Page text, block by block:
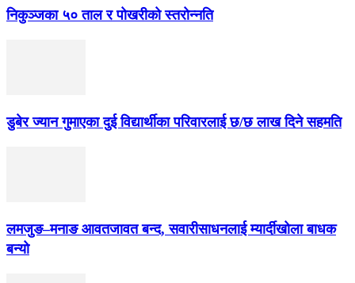
निकुञ्जका ५० ताल र पोखरीको स्तरोन्नति
डुबेर ज्यान गुमाएका दुई विद्यार्थीका परिवारलाई छ/छ लाख दिने सहमति
लमजुङ–मनाङ आवतजावत बन्द, सवारीसाधनलाई म्यार्दीखोला बाधक
बन्यो